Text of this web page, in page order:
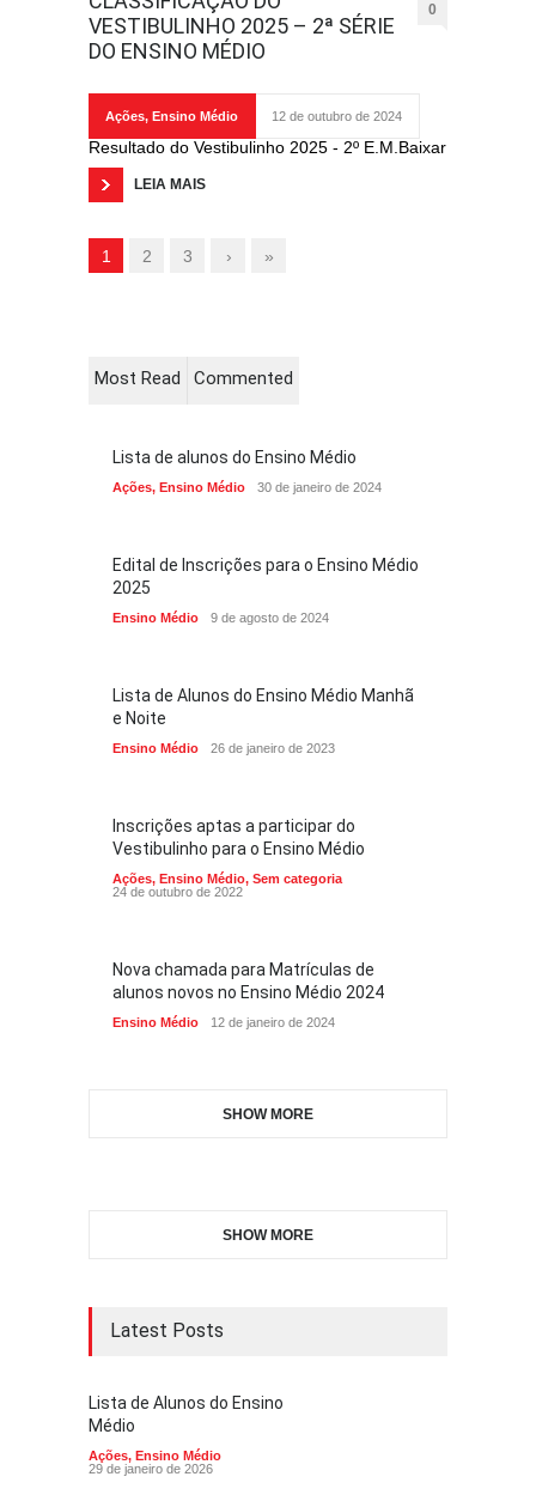
VESTIBULINHO 2025 – 2ª SÉRIE
DO ENSINO MÉDIO
0
Ações, Ensino Médio 12 de outubro de 2024
Resultado do Vestibulinho 2025 - 2º E.M.Baixar
LEIA MAIS
1 2 3 › »
Most Read Commented
Lista de alunos do Ensino Médio
Ações, Ensino Médio 30 de janeiro de 2024
Edital de Inscrições para o Ensino Médio
2025
Ensino Médio 9 de agosto de 2024
Lista de Alunos do Ensino Médio Manhã
e Noite
Ensino Médio 26 de janeiro de 2023
Inscrições aptas a participar do
Vestibulinho para o Ensino Médio
Ações, Ensino Médio, Sem categoria
24 de outubro de 2022
Nova chamada para Matrículas de
alunos novos no Ensino Médio 2024
Ensino Médio 12 de janeiro de 2024
SHOW MORE
SHOW MORE
Latest Posts
Lista de Alunos do Ensino
Médio
Ações, Ensino Médio
29 de janeiro de 2026